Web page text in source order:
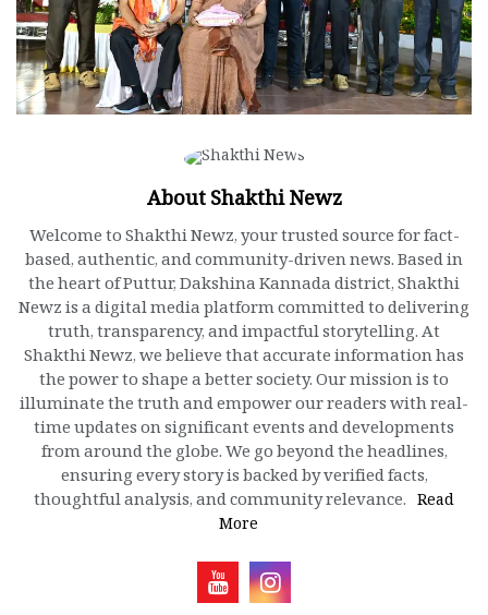
About Shakthi Newz
Welcome to Shakthi Newz, your trusted source for fact-
based, authentic, and community-driven news. Based in
the heart of Puttur, Dakshina Kannada district, Shakthi
Newz is a digital media platform committed to delivering
truth, transparency, and impactful storytelling. At
Shakthi Newz, we believe that accurate information has
the power to shape a better society. Our mission is to
illuminate the truth and empower our readers with real-
time updates on significant events and developments
from around the globe. We go beyond the headlines,
ensuring every story is backed by verified facts,
thoughtful analysis, and community relevance. Read
More